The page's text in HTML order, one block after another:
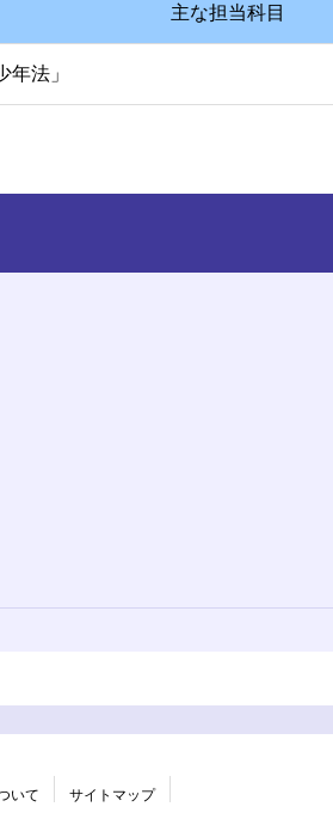
主な担当科目
年法」
いて サイトマップ